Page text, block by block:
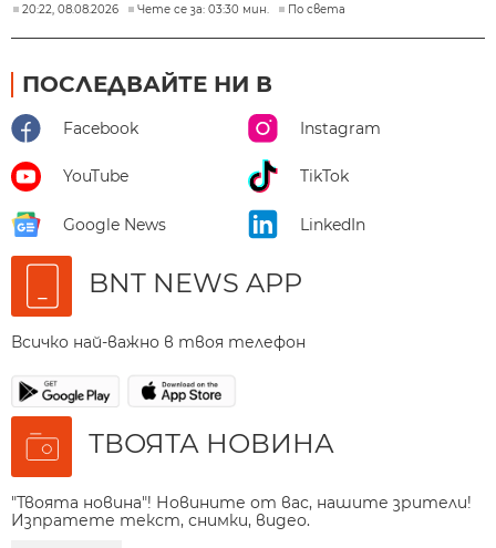
20:22, 08.08.2026 Чете се за: 03:30 мин. По света
ПОСЛЕДВАЙТЕ НИ В
Facebook Instagram
YouTube TikTok
Google News LinkedIn
BNT NEWS APP
Всичко най-важно в твоя телефон
ТВОЯТА НОВИНА
"Твоята новина"! Новините от вас, нашите зрители!
Изпратете текст, снимки, видео.